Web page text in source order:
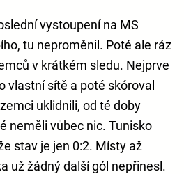
vystoupení na MS
tu neproměnil. Poté ale ráz
v krátkém sledu. Nejprve
vlastní sítě a poté skóroval
uklidnili, od té doby
neměli vůbec nic. Tunisko
stav je jen 0:2. Místy až
už žádný další gól nepřinesl.